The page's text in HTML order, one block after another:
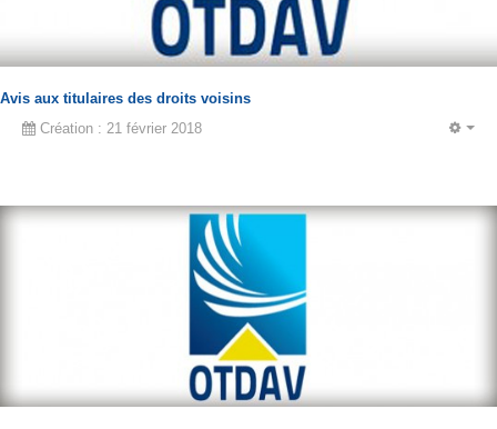
Avis aux titulaires des droits voisins
Création : 21 février 2018